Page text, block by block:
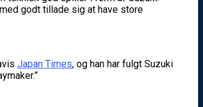
godt tillade sig at have store
Japan Times, og han har fulgt Suzuki